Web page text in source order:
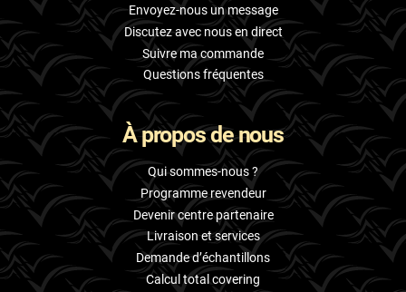
Scania
Scion
Seat
Skoda
Smart
Ssangyong
Subaru
Suzuki
Envoyez-nous un message
Discutez avec nous en direct
Suivre ma commande
Questions fréquentes
À propos de nous
Qui sommes-nous ?
Programme revendeur
Devenir centre partenaire
Livraison et services
Demande d’échantillons
Calcul total covering